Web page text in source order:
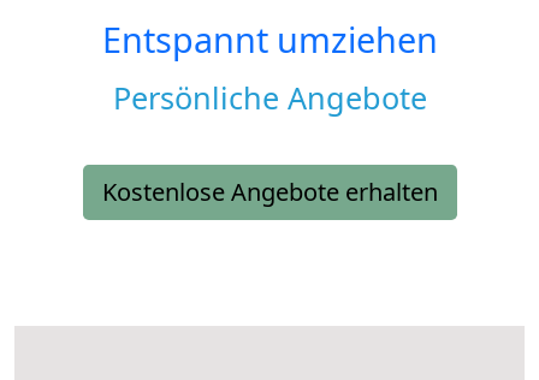
Entspannt umziehen
Persönliche Angebote
Kostenlose Angebote erhalten